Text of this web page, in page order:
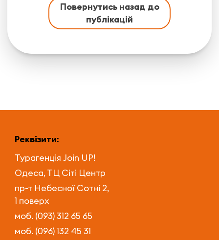
Повернутись назад до
публікацій
Реквізити:
Турагенція Join UP!
Одеса, ТЦ Сіті Центр
пр-т Небесної Сотні 2,
1 поверх
моб. (093) 312 65 65
моб. (096) 132 45 31